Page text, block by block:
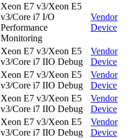
Xeon E7 v3/Xeon E5
v3/Core i7 I/O
Performance
Monitoring
Vendor
Device
Xeon E7 v3/Xeon E5
v3/Core i7 IIO Debug
Vendor
Device
Xeon E7 v3/Xeon E5
v3/Core i7 IIO Debug
Vendor
Device
Xeon E7 v3/Xeon E5
v3/Core i7 IIO Debug
Vendor
Device
Xeon E7 v3/Xeon E5
v3/Core i7 IIO Debug
Vendor
Device